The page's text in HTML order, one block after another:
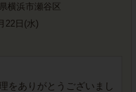
横浜市瀬谷区
22日(水)
をありがとうございまし